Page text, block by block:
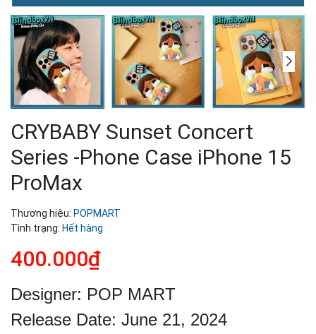
CRYBABY Sunset Concert
Series -Phone Case iPhone 15
ProMax
Thương hiệu: POPMART
Tình trạng: Hết hàng
400.000₫
Designer: POP MART
Release Date: June 21, 2024